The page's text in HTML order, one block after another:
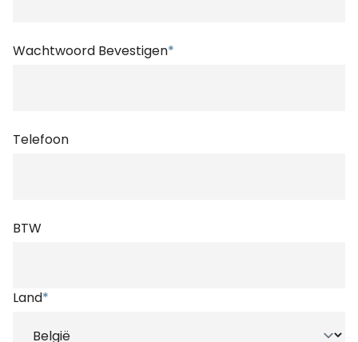
Wachtwoord Bevestigen*
Telefoon
BTW
Land*